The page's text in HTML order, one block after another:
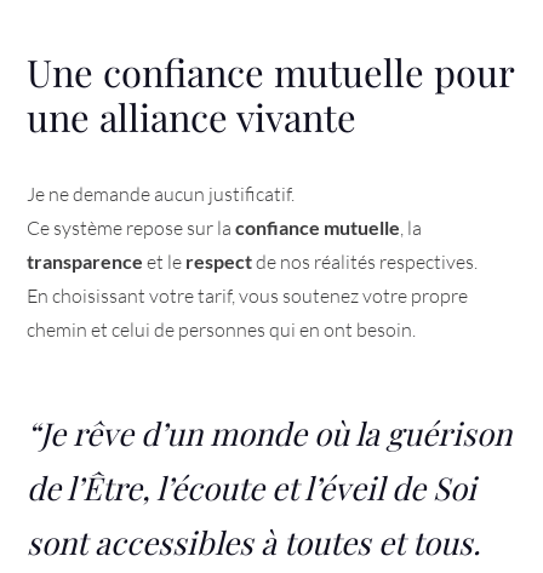
Une confiance mutuelle pour
une alliance vivante
Je ne demande aucun justificatif.
Ce système repose sur laconfiance mutuelle, la
transparence et le respectde nos réalités respectives.
En choisissant votre tarif, vous soutenez votre propre
chemin et celui de personnes qui en ont besoin.
“Je rêve d’un monde où la guérison
de l’Être, l’écoute et l’éveil de Soi
sont accessibles à toutes et tous.